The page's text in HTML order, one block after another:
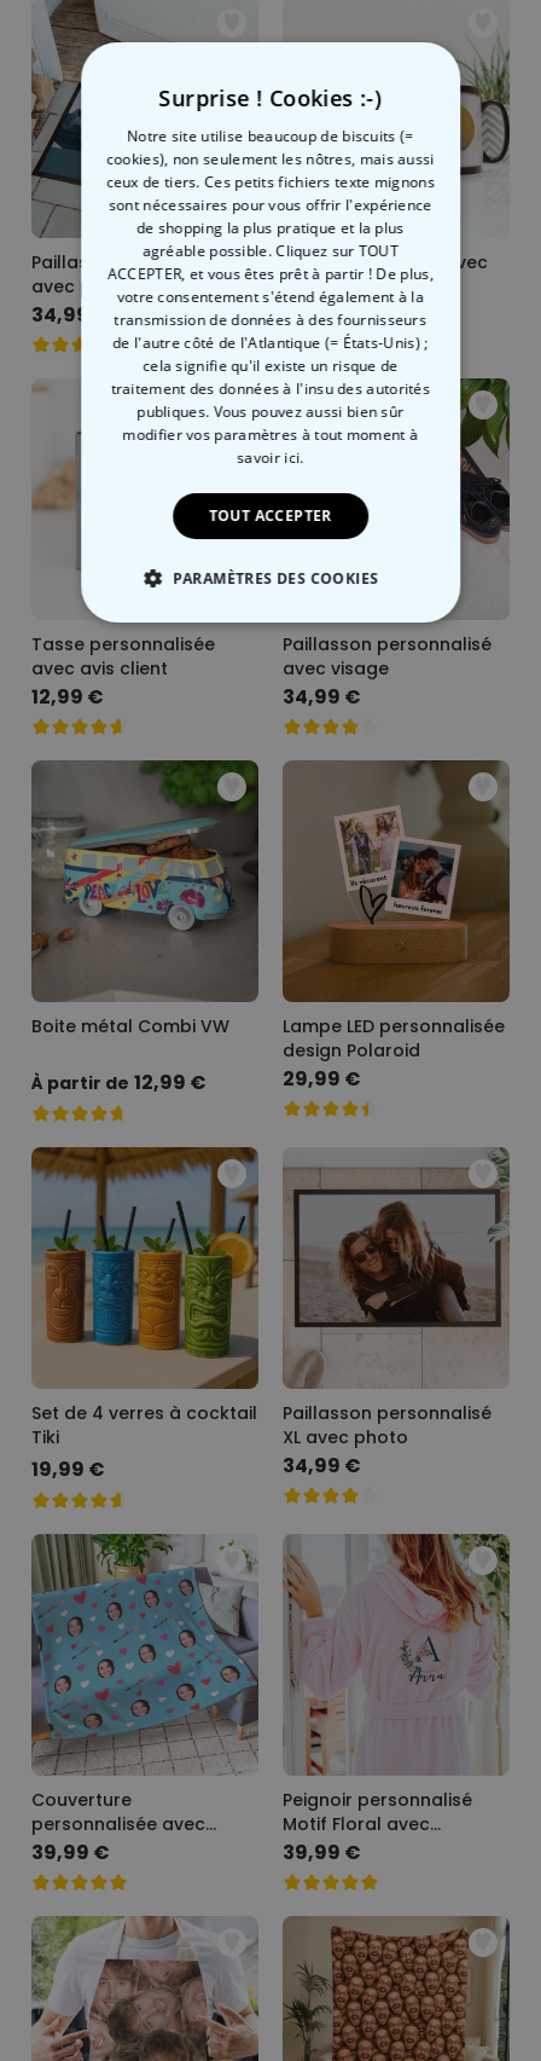
Paillasson personnalisé
avec photo et texte
34,99 €
Mug personnalisé avec
photo et texte
12,99 €
Tasse personnalisée
avec avis client
12,99 €
Paillasson personnalisé
avec visage
34,99 €
Boite métal Combi VW
À partir de 12,99 €
Lampe LED personnalisée
design Polaroid
29,99 €
Set de 4 verres à cocktail
Tiki
19,99 €
Paillasson personnalisé
XL avec photo
34,99 €
Couverture
personnalisée avec
visage - Différents motifs
39,99 €
Peignoir personnalisé
Motif Floral avec
Monogramme et Texte
39,99 €
Surprise ! Cookies :-)
Notre site utilise beaucoup de biscuits (=
cookies), non seulement les nôtres, mais aussi
ceux de tiers. Ces petits fichiers texte mignons
sont nécessaires pour vous offrir l'expérience
de shopping la plus pratique et la plus
agréable possible. Cliquez sur TOUT
ACCEPTER, et vous êtes prêt à partir ! De plus,
votre consentement s'étend également à la
transmission de données à des fournisseurs
de l'autre côté de l'Atlantique (= États-Unis) ;
cela signifie qu'il existe un risque de
traitement des données à l'insu des autorités
publiques. Vous pouvez aussi bien sûr
modifier vos paramètres à tout momentà
savoir ici.
TOUT ACCEPTER
PARAMÈTRES DES COOKIES
STRICTEMENT NÉCESSAIRE
NON CLASSÉ